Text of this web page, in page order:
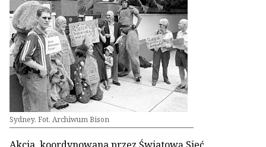
Sydney. Fot. Archiwum Bison